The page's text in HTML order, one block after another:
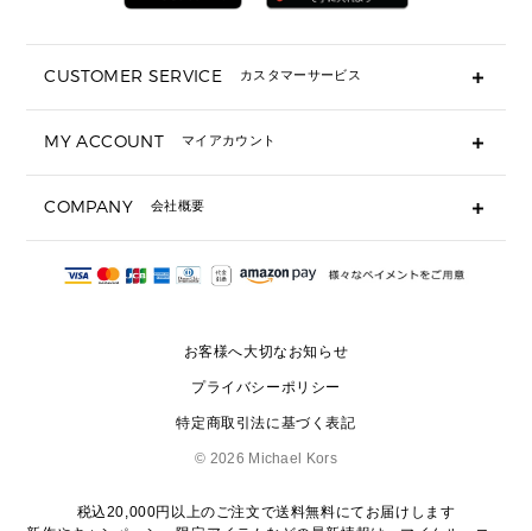
▶ 小物すべて
定期ケース・カードケース・名刺入れ
サンダル
スニーカー
▶ ウェア
CUSTOMER SERVICE カスタマーサービス
ギフト用にラッピングができますか？
ショッピングバッグを購入商品分送ってもらえますか？
注文後に完了メールが受信できないのですが？
サイズ交換はできますか？
MY ACCOUNT マイアカウント
COMPANY 会社概要
会社概要
お客様へ大切なお知らせ
プライバシーポリシー
特定商取引法に基づく表記
© 2026 Michael Kors
税込20,000円以上のご注文で送料無料にてお届けします